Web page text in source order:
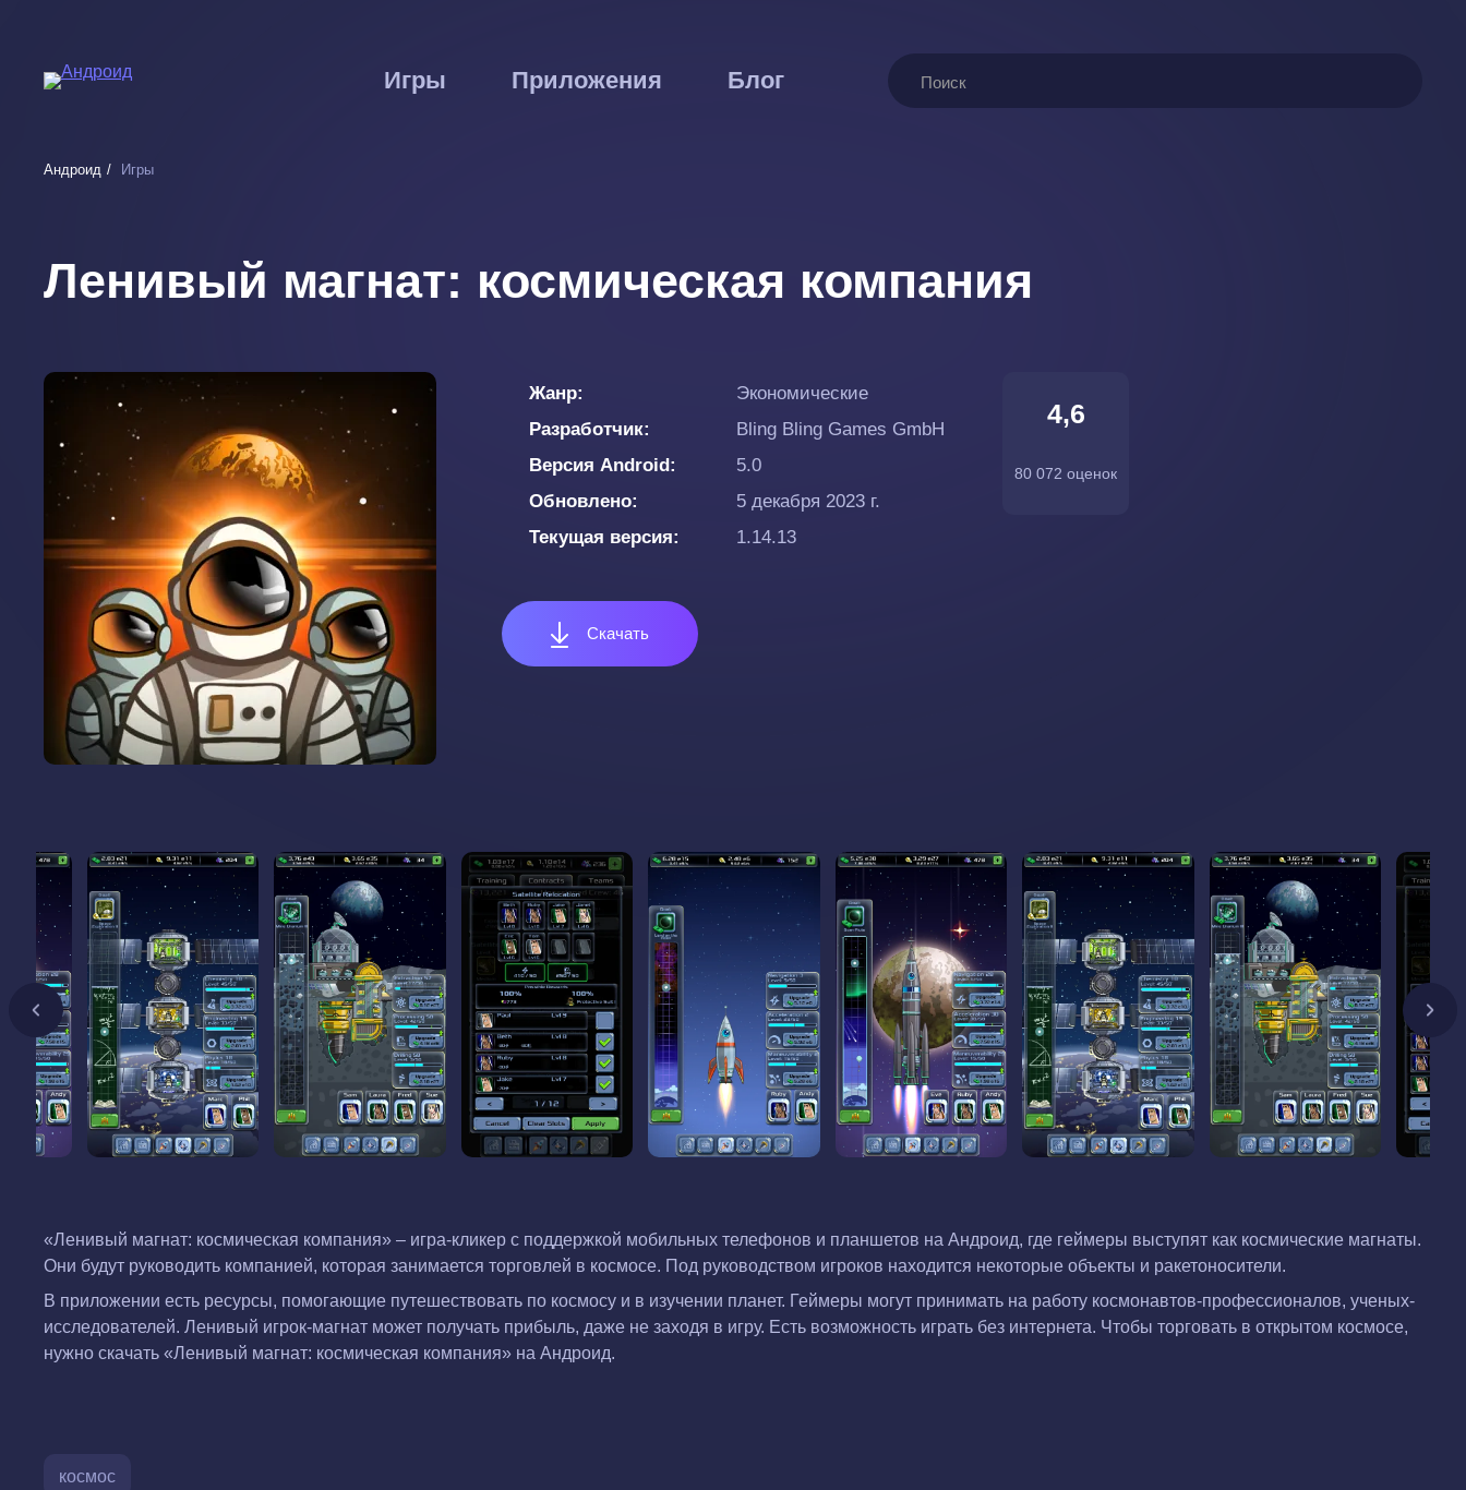
основному
Игры Приложения Блог Поиск
Андроид Игры
Ленивый магнат: космическая компания
Жанр
Экономические
Разработчик
Bling Bling Games GmbH
Версия Android
5.0
Обновлено
5 декабря 2023 г.
Текущая версия
1.14.13
Скачать
4,6
80 072 оценок
«Ленивый магнат: космическая компания» – игра-кликер с поддержкой мобильных телефонов и планшетов на Андроид, где геймеры выступят как космические магнаты.
Они будут руководить компанией, которая занимается торговлей в космосе. Под руководством игроков находится некоторые объекты и ракетоносители.
В приложении есть ресурсы, помогающие путешествовать по космосу и в изучении планет. Геймеры могут принимать на работу космонавтов-профессионалов, ученых-
исследователей. Ленивый игрок-магнат может получать прибыль, даже не заходя в игру. Есть возможность играть без интернета. Чтобы торговать в открытом космосе,
нужно скачать «Ленивый магнат: космическая компания» на Андроид.
космос